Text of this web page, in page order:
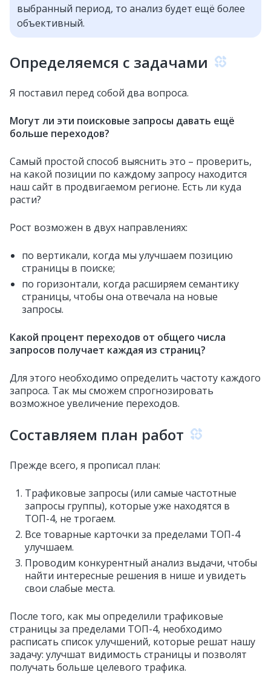
выбранный период, то анализ будет ещё более
объективный.
Определяемся с задачами
Я поставил перед собой два вопроса.
Могут ли эти поисковые запросы давать ещё
больше переходов?
Самый простой способ выяснить это – проверить,
на какой позиции по каждому запросу находится
наш сайт в продвигаемом регионе. Есть ли куда
расти?
Рост возможен в двух направлениях:
по вертикали, когда мы улучшаем позицию
страницы в поиске;
по горизонтали, когда расширяем семантику
страницы, чтобы она отвечала на новые
запросы.
Какой процент переходов от общего числа
запросов получает каждая из страниц?
Для этого необходимо определить частоту каждого
запроса. Так мы сможем спрогнозировать
возможное увеличение переходов.
Составляем план работ
Прежде всего, я прописал план:
Трафиковые запросы (или самые частотные
запросы группы), которые уже находятся в
ТОП-4, не трогаем.
Все товарные карточки за пределами ТОП-4
улучшаем.
Проводим конкурентный анализ выдачи, чтобы
найти интересные решения в нише и увидеть
свои слабые места.
После того, как мы определили трафиковые
страницы за пределами ТОП-4, необходимо
расписать список улучшений, которые решат нашу
задачу: улучшат видимость страницы и позволят
получать больше целевого трафика.